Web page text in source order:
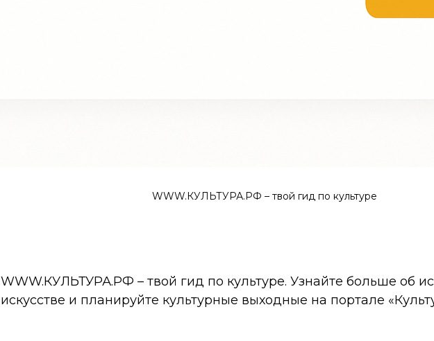
WWW.КУЛЬТУРА.РФ – твой гид по культуре
WWW.КУЛЬТУРА.РФ – твой гид по культуре. Узнайте больше об
искусстве и планируйте культурные выходные на портале